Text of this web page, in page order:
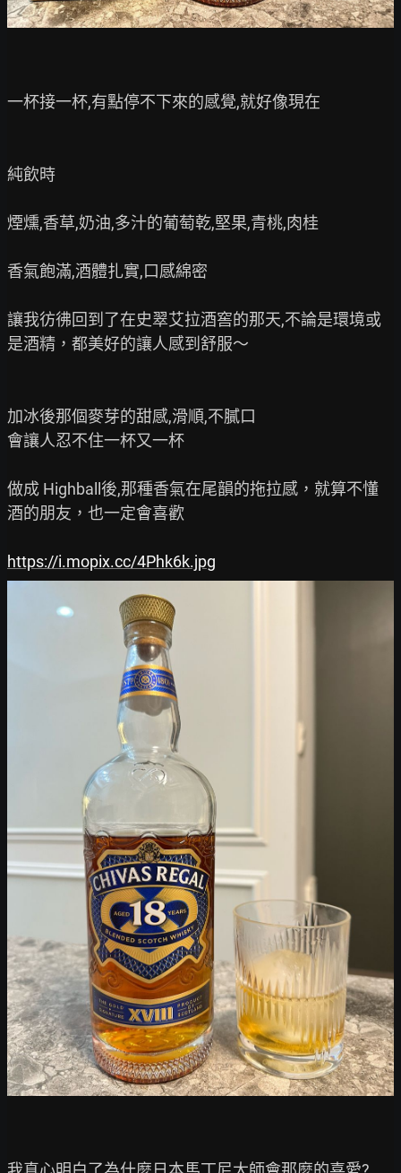
一杯接一杯,有點停不下來的感覺,就好像現在
純飲時
煙燻,香草,奶油,多汁的葡萄乾,堅果,青桃,肉桂
香氣飽滿,酒體扎實,口感綿密
讓我彷彿回到了在史翠艾拉酒窖的那天,不論是環境或
是酒精，都美好的讓人感到舒服～
加冰後那個麥芽的甜感,滑順,不膩口
會讓人忍不住一杯又一杯
做成 Highball後,那種香氣在尾韻的拖拉感，就算不懂
酒的朋友，也一定會喜歡
https://i.mopix.cc/4Phk6k.jpg